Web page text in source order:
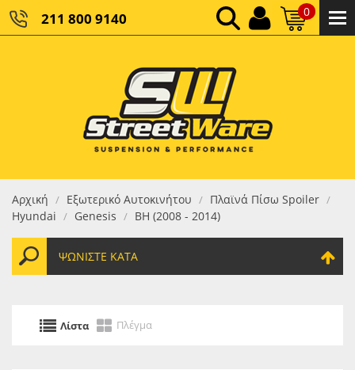
211 800 9140 0
ΚΑΘΑΡΌ ΣΎΝΟΛΟ:
ΤΕΛΙΚΌ ΣΎΝΟΛΟ:0,00 €
Αρχική / Εξωτερικό Αυτοκινήτου / Πλαϊνά Πίσω Spoiler /
Hyundai / Genesis / BH (2008 - 2014)
ΨΩΝΊΣΤΕ ΚΑΤΆ
Λίστα Πλέγμα